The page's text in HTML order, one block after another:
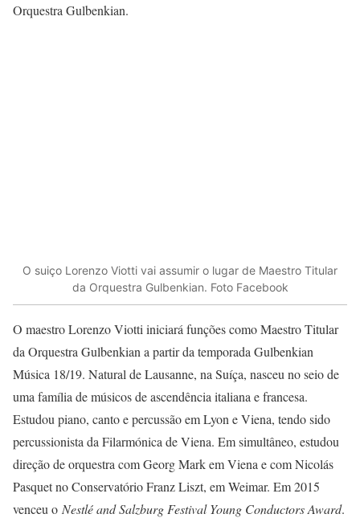
Orquestra Gulbenkian.
O suiço Lorenzo Viotti vai assumir o lugar de Maestro Titular
da Orquestra Gulbenkian. Foto Facebook
O maestro Lorenzo Viotti iniciará funções como Maestro Titular
da Orquestra Gulbenkian a partir da temporada Gulbenkian
Música 18/19. Natural de Lausanne, na Suíça, nasceu no seio de
uma família de músicos de ascendência italiana e francesa.
Estudou piano, canto e percussão em Lyon e Viena, tendo sido
percussionista da Filarmónica de Viena. Em simultâneo, estudou
direção de orquestra com Georg Mark em Viena e com Nicolás
Pasquet no Conservatório Franz Liszt, em Weimar. Em 2015
venceu o Nestlé and Salzburg Festival Young Conductors Award.